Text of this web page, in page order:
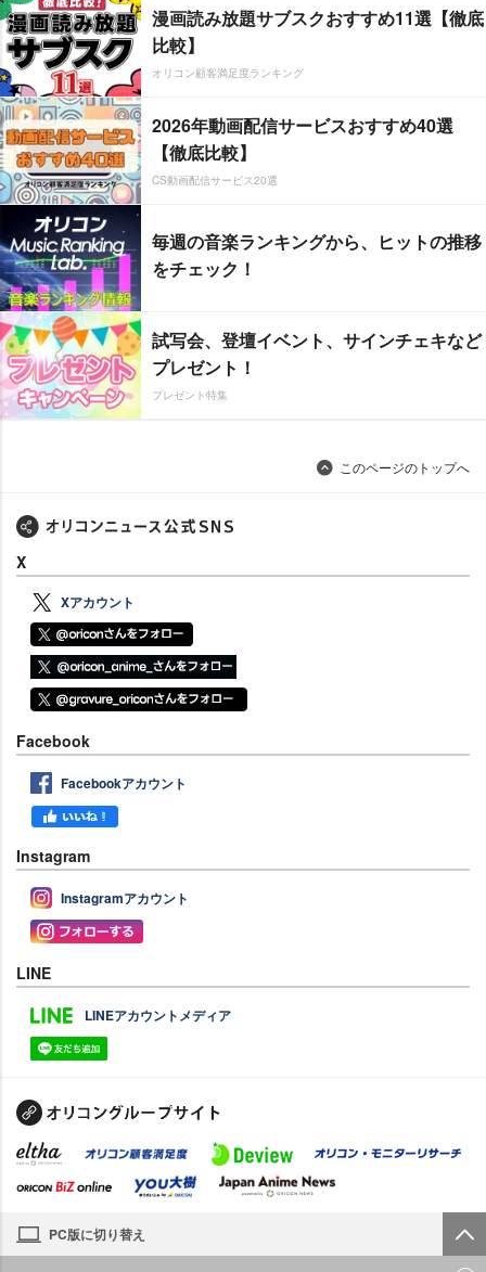
漫画読み放題サブスクおすすめ11選【徹底
比較】
オリコン顧客満足度ランキング
2026年動画配信サービスおすすめ40選
【徹底比較】
CS動画配信サービス20選
毎週の音楽ランキングから、ヒットの推移
をチェック！
試写会、登壇イベント、サインチェキなど
プレゼント！
プレゼント特集
このページのトップへ
X
Xアカウント
Facebook
Facebookアカウント
Instagram
Instagramアカウント
LINE
LINEアカウントメディア
PC版に切り替え